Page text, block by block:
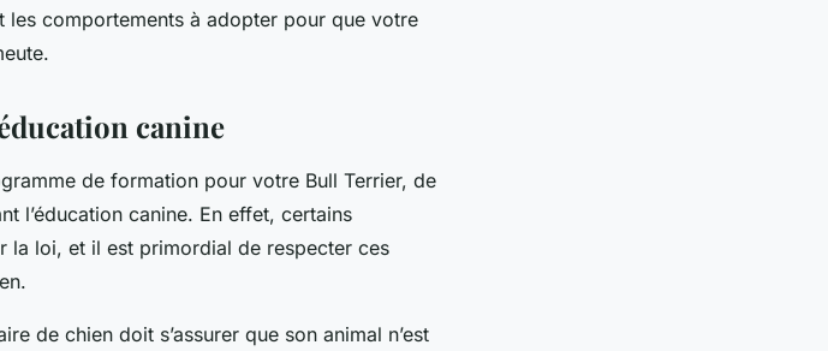
comportements à adopter pour que votre
canine
de formation pour votre Bull Terrier, de
l’éducation canine. En effet, certains
la loi, et il est primordial de respecter ces
de chien doit s’assurer que son animal n’est